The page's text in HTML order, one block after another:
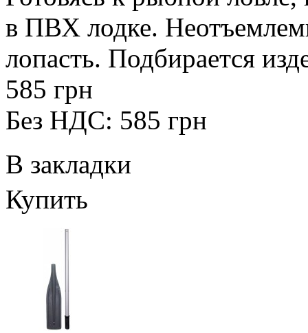
в ПВХ лодке.
лопасть. Подбирается
585 грн
Без НДС: 585 грн
В закладки
Купить